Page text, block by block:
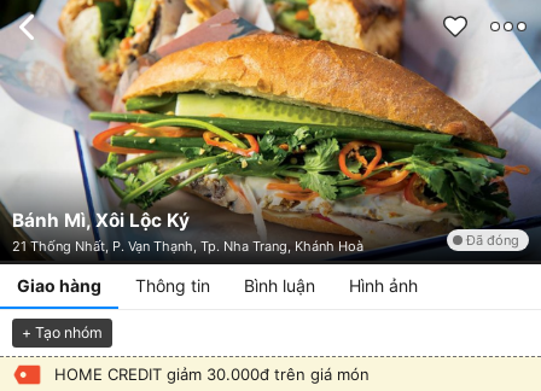
Bánh Mì, Xôi Lộc Ký
21 Thống Nhất, P. Vạn Thạnh, Tp. Nha Trang, Khánh Hoà Đã đóng
Giao hàng Thông tin Bình luận Hình ảnh
+ Tạo nhóm
HOME CREDIT giảm 30.000đ trên giá món